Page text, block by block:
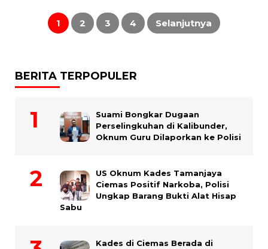
Paginasi
1 2 3 4 Selanjutnya
BERITA TERPOPULER
Suami Bongkar Dugaan
Perselingkuhan di Kalibunder,
Oknum Guru Dilaporkan ke Polisi
US Oknum Kades Tamanjaya
Ciemas Positif Narkoba, Polisi
Ungkap Barang Bukti Alat Hisap
Sabu
Kades di Ciemas Berada di